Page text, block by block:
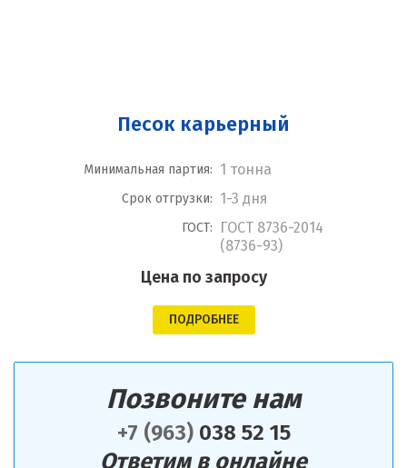
Песок карьерный
Минимальная партия: 1 тонна
Срок отгрузки: 1-3 дня
ГОСТ:
ГОСТ 8736-2014
(8736-93)
Цена по запросу
ПОДРОБНЕЕ
Позвоните нам
+7 (963)038 52 15
Ответим в онлайне